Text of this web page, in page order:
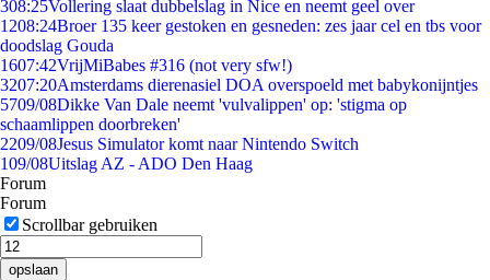
308:25Vollering slaat dubbelslag in Nice en neemt geel over
1208:24Broer 135 keer gestoken en gesneden: zes jaar cel en tbs voor
doodslag Gouda
1607:42VrijMiBabes #316 (not very sfw!)
3207:20Amsterdams dierenasiel DOA overspoeld met babykonijntjes
5709/08Dikke Van Dale neemt 'vulvalippen' op: 'stigma op
schaamlippen doorbreken'
2209/08Jesus Simulator komt naar Nintendo Switch
109/08Uitslag AZ - ADO Den Haag
Forum
Forum
Scrollbar gebruiken
opslaan